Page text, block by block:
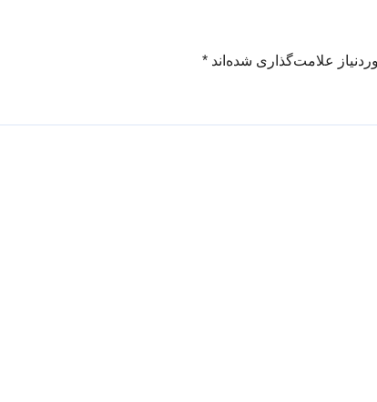
علامت‌گذاری شده‌اند *